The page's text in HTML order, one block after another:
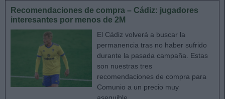
Recomendaciones de compra – Cádiz: jugadores
interesantes por menos de 2M
El Cádiz volverá a buscar la
permanencia tras no haber sufrido
durante la pasada campaña. Estas
son nuestras tres
recomendaciones de compra para
Comunio a un precio muy
asequible.